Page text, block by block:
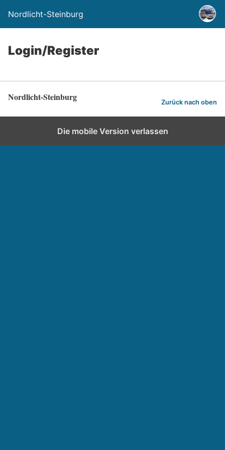
Nordlicht-Steinburg
Login/Register
Nordlicht-Steinburg Zurück nach oben
Die mobile Version verlassen